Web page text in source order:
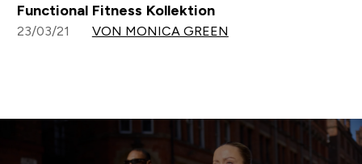
Functional Fitness Kollektion
23/03/21 VON MONICA GREEN